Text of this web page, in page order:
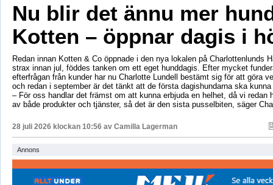
Nu blir det ännu mer
Kotten – öppnar dagis i
Redan innan Kotten & Co öppnade i den nya lokalen på Charlottenlunds
strax innan jul, föddes tanken om ett eget hunddagis. Efter mycket
efterfrågan från kunder har nu Charlotte Lundell bestämt sig för att göra
och redan i september är det tänkt att de första dagishundarna ska
– För oss handlar det främst om att kunna erbjuda en helhet, då vi redan
av både produkter och tjänster, så det är den sista pusselbiten, säger
28 juli 2026 klockan 10:56 av Camilla Lagerman
Annons